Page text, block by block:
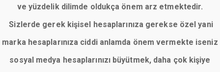
ve yüzdelik dilimde oldukça önem arz etmektedir.
Sizlerde gerek kişisel hesaplarınıza gerekse özel yani
marka hesaplarınıza ciddi anlamda önem vermekte iseniz
sosyal medya hesaplarınızı büyütmek, daha çok kişiye